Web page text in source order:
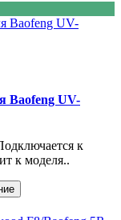
Baofeng UV-
к
к моделя..